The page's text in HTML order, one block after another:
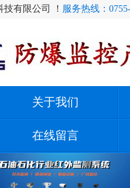
有限公司 ！ 服务热线：
关于我们
在线留言